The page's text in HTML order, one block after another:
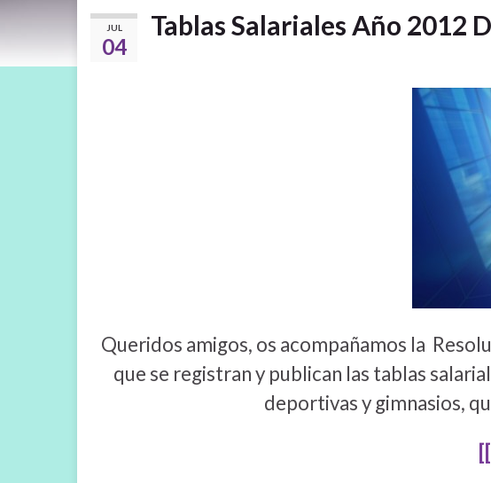
JUL
04
Tablas Salariales Año 2012
Queridos amigos, os acompañamos la
que se registran y publican las tablas
deportivas y gimnasios,